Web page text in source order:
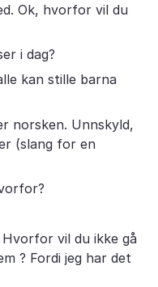
Ok, hvorfor vil du
i dag?
kan stille barna
norsken. Unnskyld,
(slang for en
vil du ikke gå
? Fordi jeg har det